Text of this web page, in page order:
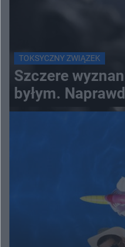
TOKSYCZNY ZWIĄZEK
Szczere
byłym.